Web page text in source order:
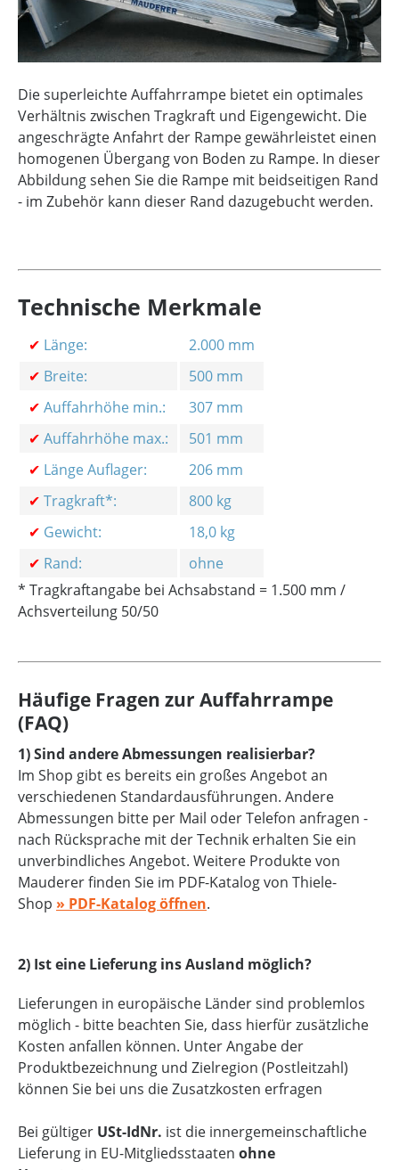
Die superleichte Auffahrrampe bietet ein optimales
Verhältnis zwischen Tragkraft und Eigengewicht. Die
angeschrägte Anfahrt der Rampe gewährleistet einen
homogenen Übergang von Boden zu Rampe. In dieser
Abbildung sehen Sie die Rampe mit beidseitigen Rand
- im Zubehör kann dieser Rand dazugebucht werden.
Technische Merkmale
✔ Länge:
2.000 mm
✔ Breite:
500 mm
✔ Auffahrhöhe min.:
307 mm
✔ Auffahrhöhe max.:
501 mm
✔ Länge Auflager:
206 mm
✔ Tragkraft*:
800 kg
✔ Gewicht:
18,0 kg
✔ Rand:
ohne
* Tragkraftangabe bei Achsabstand = 1.500 mm /
Achsverteilung 50/50
Häufige Fragen zur Auffahrrampe
(FAQ)
1) Sind andere Abmessungen realisierbar?
Im Shop gibt es bereits ein großes Angebot an
verschiedenen Standardausführungen. Andere
Abmessungen bitte per Mail oder Telefon anfragen -
nach Rücksprache mit der Technik erhalten Sie ein
unverbindliches Angebot. Weitere Produkte von
Mauderer finden Sie im PDF-Katalog von Thiele-
Shop » PDF-Katalog öffnen.
2) Ist eine Lieferung ins Ausland möglich?
Lieferungen in europäische Länder sind problemlos
möglich - bitte beachten Sie, dass hierfür zusätzliche
Kosten anfallen können. Unter Angabe der
Produktbezeichnung und Zielregion (Postleitzahl)
können Sie bei uns die Zusatzkosten erfragen
Bei gültiger USt-IdNr. ist die innergemeinschaftliche
Lieferung in EU-Mitgliedsstaaten ohne